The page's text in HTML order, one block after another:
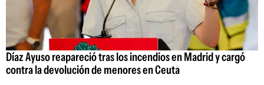
Díaz Ayuso reapareció tras los incendios en Madrid y cargó
contra la devolución de menores en Ceuta